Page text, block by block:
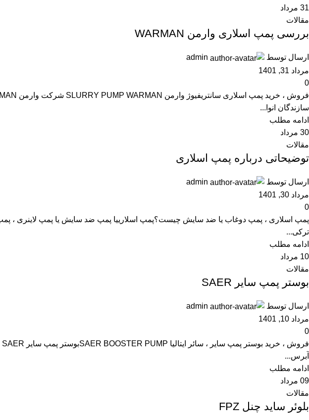
31 مرداد
مقالات
بررسی پمپ اسلاری وارمن WARMAN
ارسال توسط
admin
مرداد 31, 1401
0
سازندگان انوا...
ادامه مطلب
30 مرداد
مقالات
توضیحاتی درباره پمپ اسلاری
ارسال توسط
admin
مرداد 30, 1401
0
ترکی...
ادامه مطلب
10 مرداد
مقالات
بوستر پمپ سایر SAER
ارسال توسط
admin
مرداد 10, 1401
0
آبرس...
ادامه مطلب
09 مرداد
مقالات
بلوئر ساید چنل FPZ